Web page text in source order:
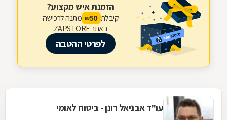
הזמנת איש מקצוע?
קיבלת 50
₪ מתנה לרכישה
באתר ZAPSTORE
לפרטי ההטבה
עו"ד אבניאל רונן - ביטוח לאומי